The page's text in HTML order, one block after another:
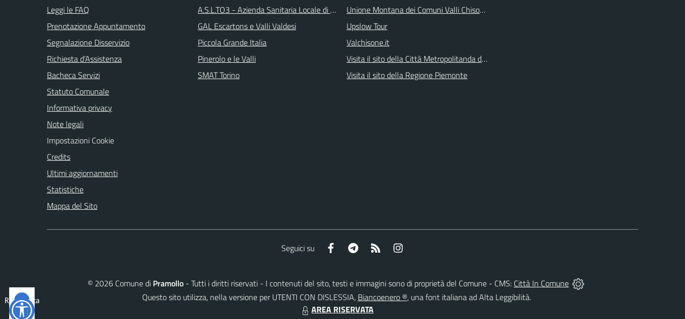
Leggi le FAQ
Prenotazione Appuntamento
Segnalazione Disservizio
Richiesta d'Assistenza
Bacheca Servizi
Statuto Comunale
Informativa privacy
Note legali
Impostazioni Cookie
Credits
Ultimi aggiornamenti
Statistiche
Mappa del Sito
A.S.L.TO3 - Azienda Sanitaria Locale di Collegno e Pinerolo
GAL Escartons e Valli Valdesi
Piccola Grande Italia
Pinerolo e le Valli
SMAT Torino
Unione Montana dei Comuni Valli Chisone e Germanasca
Upslow Tour
Valchisone.it
Visita il sito della Città Metropolitanda di Torino
Visita il sito della Regione Piemonte
Seguici su Facebook Telegram RSS
© 2026 Comune di Pramollo - Tutti i diritti riservati - I contenuti del sito, testi e immagini sono di proprietà del Comune - CMS: Città In Comune
Questo sito utilizza, nella versione per UTENTI CON DISLESSIA, Biancoenero ®, una font italiana ad Alta Leggibilità.
AREA RISERVATA
Reimposta
tutto